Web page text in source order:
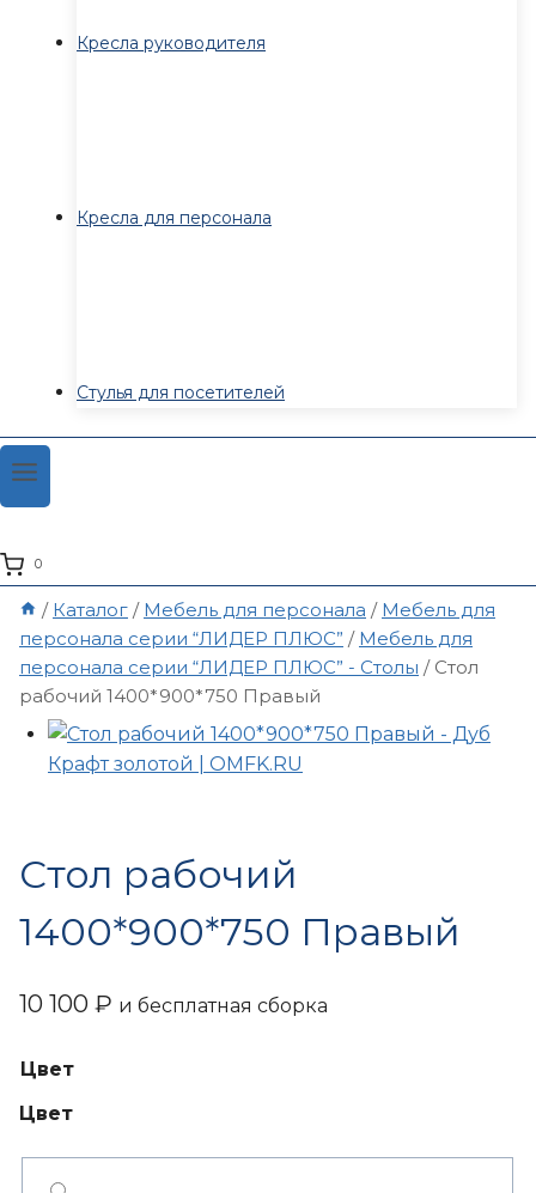
Кресла руководителя
Кресла для персонала
Стулья для посетителей
0
/ Каталог / Мебель для персонала / Мебель для
персонала серии “ЛИДЕР ПЛЮС” / Мебель для
персонала серии “ЛИДЕР ПЛЮС” - Столы / Стол
рабочий 1400*900*750 Правый
Стол рабочий
1400*900*750 Правый
10 100 ₽ и бесплатная сборка
Цвет
Цвет